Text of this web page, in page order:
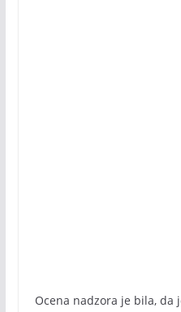
Ocena nadzora je bila, da